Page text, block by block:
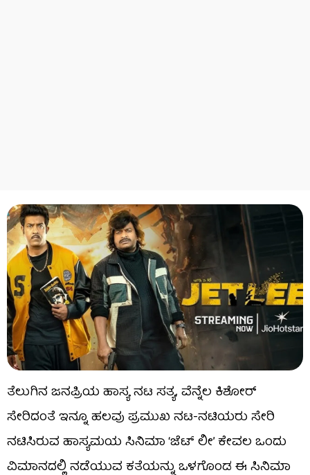
ತೆಲುಗಿನ ಜನಪ್ರಿಯ ಹಾಸ್ಯ ನಟ ಸತ್ಯ, ವೆನ್ನೆಲ ಕಿಶೋರ್
ಸೇರಿದಂತೆ ಇನ್ನೂ ಹಲವು ಪ್ರಮುಖ ನಟ-ನಟಿಯರು ಸೇರಿ
ನಟಿಸಿರುವ ಹಾಸ್ಯಮಯ ಸಿನಿಮಾ ‘ಜೆಟ್​ ಲೀ’ ಕೇವಲ ಒಂದು
ವಿಮಾನದಲ್ಲಿ ನಡೆಯುವ ಕತೆಯನ್ನು ಒಳಗೊಂಡ ಈ ಸಿನಿಮಾ